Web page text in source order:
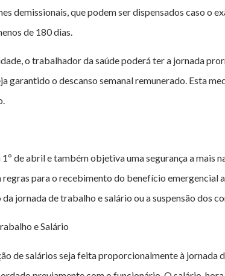
demissionais, que podem ser dispensados caso o
de 180 dias.
o trabalhador da saúde poderá ter a jornada
garantido o descanso semanal remunerado. Esta
de abril e também objetiva uma segurança a mais
para o recebimento do benefício emergencial
jornada de trabalho e salário ou a suspensão dos
e Salário
de salários seja feita proporcionalmente à jornada